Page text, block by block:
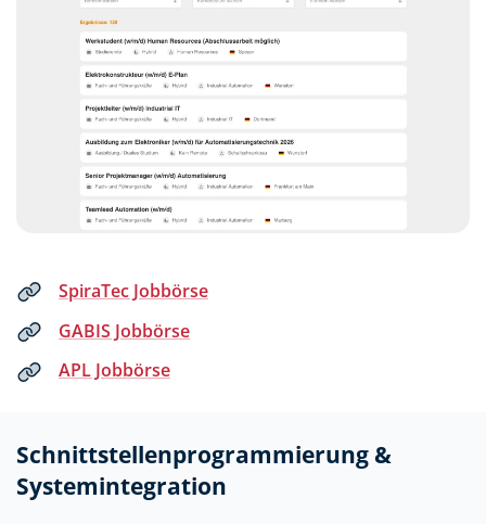
SpiraTec Jobbörse
GABIS Jobbörse
APL Jobbörse
Schnittstellenprogrammierung &
Systemintegration